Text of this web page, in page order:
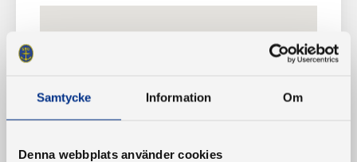
Samtycke Information Om
Denna webbplats använder cookies